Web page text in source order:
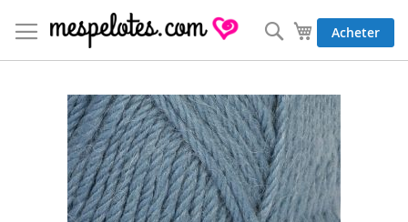
au
contenu
Mon panier
Acheter
Rechercher